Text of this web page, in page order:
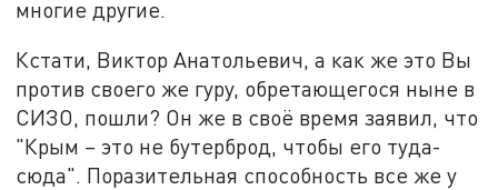
многие другие.
Кстати, Виктор Анатольевич, а как же это Вы
против своего же гуру, обретающегося ныне в
СИЗО, пошли? Он же в своё время заявил, что
"Крым – это не бутерброд, чтобы его туда-
сюда". Поразительная способность все же у